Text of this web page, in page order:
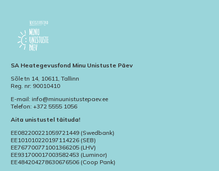
SA Heategevusfond Minu Unistuste Päev
Sõle tn 14, 10611, Tallinn
Reg. nr: 90010410
E-mail: info@minuunistustepaev.ee
Telefon: +372 5555 1056
Aita unistustel täituda!
EE082200221059721449 (Swedbank)
EE101010220197114226 (SEB)
EE767700771001366205 (LHV)
EE931700017003582453 (Luminor)
EE484204278630676506 (Coop Pank)